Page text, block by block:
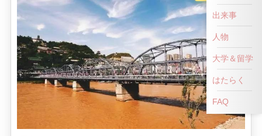
出来事
人物
大学＆留学
はたらく
FAQ